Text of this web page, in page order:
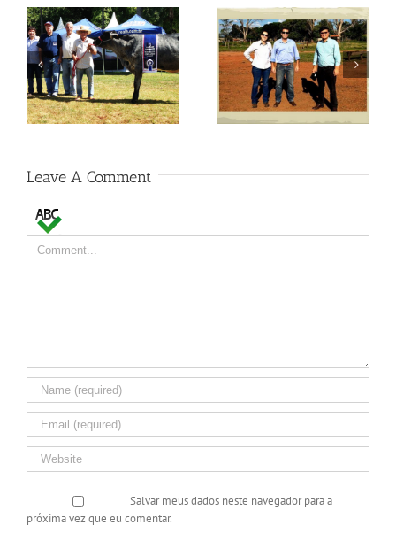
Visitas no Fazendão Visitas no Fazendão
Leave A Comment
Comment
Salvar meus dados neste navegador para a
próxima vez que eu comentar.